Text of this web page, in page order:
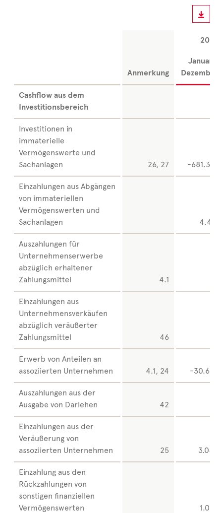
Cashflow aus dem
Investitionsbereich
Investitionen in
immaterielle
Vermögenswerte und
Sachanlagen
26, 27 -681.378
Einzahlungen aus Abgängen
von immateriellen
Vermögenswerten und
Sachanlagen
4.417
Auszahlungen für
Unternehmenserwerbe
abzüglich erhaltener
Zahlungsmittel
4.1
Einzahlungen aus
Unternehmensverkäufen
abzüglich veräußerter
Zahlungsmittel
46
Erwerb von Anteilen an
assoziierten Unternehmen
4.1, 24 -30.685
Auszahlungen aus der
Ausgabe von Darlehen
42
Einzahlungen aus der
Veräußerung von
assoziierten Unternehmen
25 3.043
Einzahlung aus den
Rückzahlungen von
sonstigen finanziellen
Vermögenswerten
1.058
2022
Anmerkung
Januar -
Dezember